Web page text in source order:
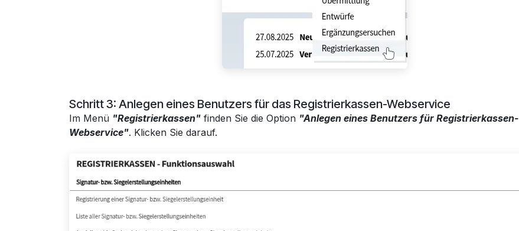
Schritt 3: Anlegen eines Benutzers für das Registrierkassen-Webservice
Im Menü "Registrierkassen" finden Sie die Option "Anlegen eines Benutzers für Registrierkassen-
Webservice". Klicken Sie darauf.